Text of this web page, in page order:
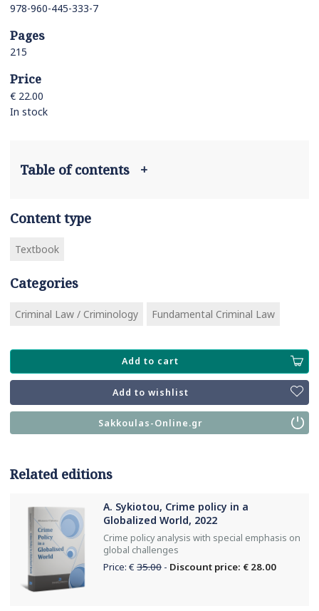
978-960-445-333-7
Pages
215
Price
€ 22.00
In stock
Table of contents +
Content type
Textbook
Categories
Criminal Law / Criminology Fundamental Criminal Law
Add to cart
Add to wishlist
Sakkoulas-Online.gr
Related editions
A. Sykiotou, Crime policy in a
Globalized World, 2022
Crime policy analysis with special emphasis on
global challenges
Price: € 35.00 - Discount price: € 28.00